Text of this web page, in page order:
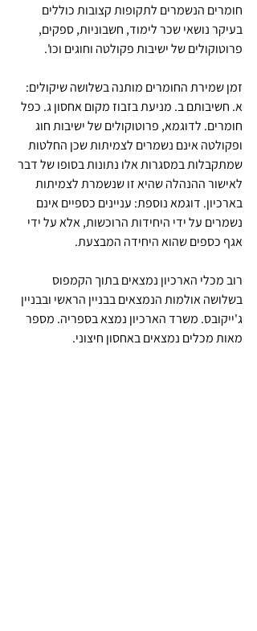
חומרים הנשמרים לתקופות קצובות כוללים
בעיקר נושאי שכר לימוד, חשבוניות, ספקים,
פרוטוקולים של ישיבות פקולטה וחוגים וכו'.
זמן שמירת החומרים מותנה בשלושה שיקולים:
א. חשיבותם ב. מניעת בזבוז מקום אחסון ג. כפל
חומרים. לדוגמא, פרוטוקולים של ישיבות חוג
ופקולטה אינם נשמרים לצמיתות שכן החלטות
שמתקבלות במסגרות אלו נתונות בסופו של דבר
לאישור ההנהלה שהיא זו שנשמרת לצמיתות
בארכיון. דוגמא נוספת: עניינים כספיים אינם
נשמרים על ידי היחידות הרוכשות, אלא על ידי
אגף כספים שהוא היחידה המבצעת.
רוב מכלי הארכיון נמצאים בתוך הקמפוס
בשלושה אולמות הנמצאים בבניין הראשי ובבניין
ג'ייקובס. משרד הארכיון נמצא בספריה. מספר
מאות מכלים נמצאים באחסון חיצוני.